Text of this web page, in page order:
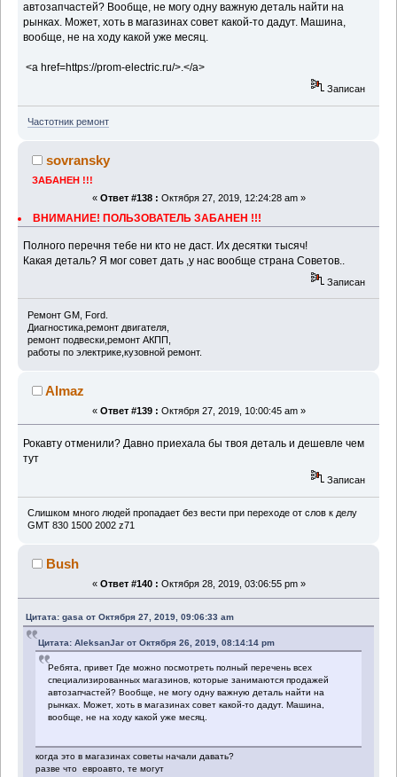
автозапчастей? Вообще, не могу одну важную деталь найти на
рынках. Может, хоть в магазинах совет какой-то дадут. Машина,
вообще, не на ходу какой уже месяц.
<a href=https://prom-electric.ru/>.</a>
Записан
Частотник ремонт
sovransky
ЗАБАНЕН !!!
« Ответ #138 : Октября 27, 2019, 12:24:28 am »
ВНИМАНИЕ! ПОЛЬЗОВАТЕЛЬ ЗАБАНЕН !!!
Полного перечня тебе ни кто не даст. Их десятки тысяч!
Какая деталь? Я мог совет дать ,у нас вообще страна Советов..
Записан
Ремонт GM, Ford.
Диагностика,ремонт двигателя,
ремонт подвески,ремонт АКПП,
работы по электрике,кузовной ремонт.
Almaz
« Ответ #139 : Октября 27, 2019, 10:00:45 am »
Рокавту отменили? Давно приехала бы твоя деталь и дешевле чем
тут
Записан
Слишком много людей пропадает без вести при переходе от слов к делу
GMT 830 1500 2002 z71
Bush
« Ответ #140 : Октября 28, 2019, 03:06:55 pm »
Цитата: gasa от Октября 27, 2019, 09:06:33 am
Цитата: AleksanJar от Октября 26, 2019, 08:14:14 pm
Ребята, привет Где можно посмотреть полный перечень всех
специализированных магазинов, которые занимаются продажей
автозапчастей? Вообще, не могу одну важную деталь найти на
рынках. Может, хоть в магазинах совет какой-то дадут. Машина,
вообще, не на ходу какой уже месяц.
когда это в магазинах советы начали давать?
разве что евроавто, те могут